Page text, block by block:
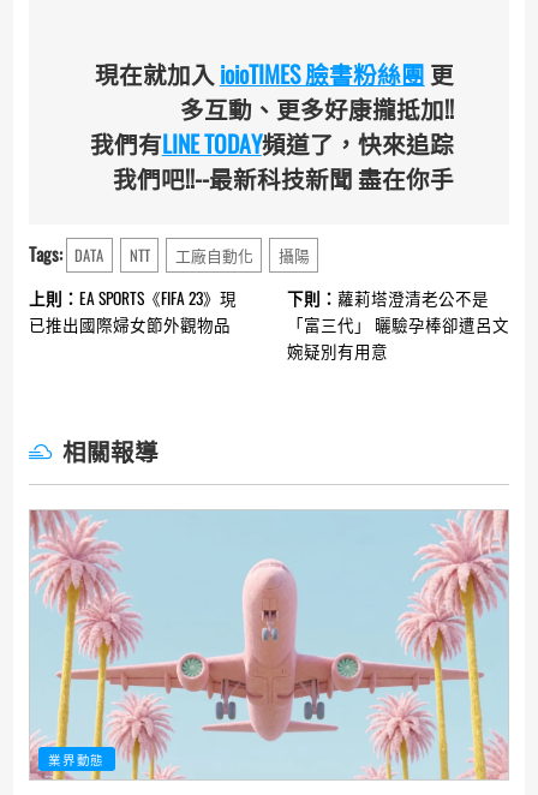
現在就加入 ioioTIMES 臉書粉絲團 更
多互動、更多好康攏抵加!!
我們有LINE TODAY頻道了，快來追踪
我們吧!!--最新科技新聞 盡在你手
Tags: DATA NTT 工廠自動化 攝陽
Continue
Reading
上則： EA SPORTS《FIFA 23》現
已推出國際婦女節外觀物品
下則： 蘿莉塔澄清老公不是
「富三代」 曬驗孕棒卻遭呂文
婉疑別有用意
相關報導
業界動態